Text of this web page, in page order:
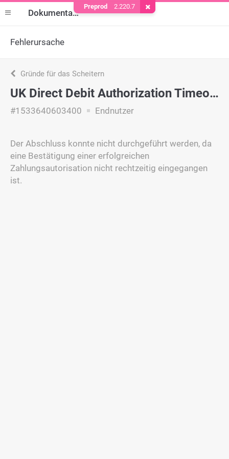
Dokumentation
Fehlerursache
Gründe für das Scheitern
UK Direct Debit Authorization Timeout
#1533640603400 Endnutzer
Der Abschluss konnte nicht durchgeführt werden, da
eine Bestätigung einer erfolgreichen
Zahlungsautorisation nicht rechtzeitig eingegangen
ist.
Preprod 2.220.7 Cookie entfernen